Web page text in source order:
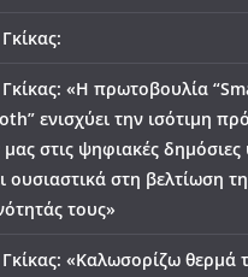
«Η πρωτοβουλία
ενισχύει την ισότιμη
στις ψηφιακές δημόσιες
ουσιαστικά στη βελτίωση
τους»
«Καλωσορίζω θερμά